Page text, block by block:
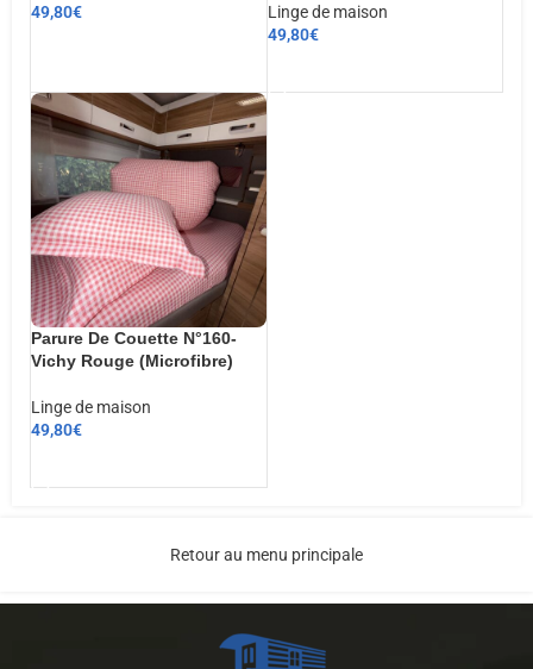
49,80€
Linge de maison
49,80€
Parure De Couette N°160-
Vichy Rouge (Microfibre)
Linge de maison
49,80€
Retour au menu principale